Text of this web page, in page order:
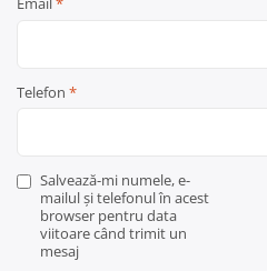
Email*
Telefon *
Salvează-mi numele, e-
mailul și telefonul în acest
browser pentru data
viitoare când trimit un
mesaj